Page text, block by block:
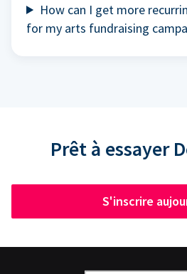
How can I get more
for my arts fundraising
Prêt à essayer
S'inscrire